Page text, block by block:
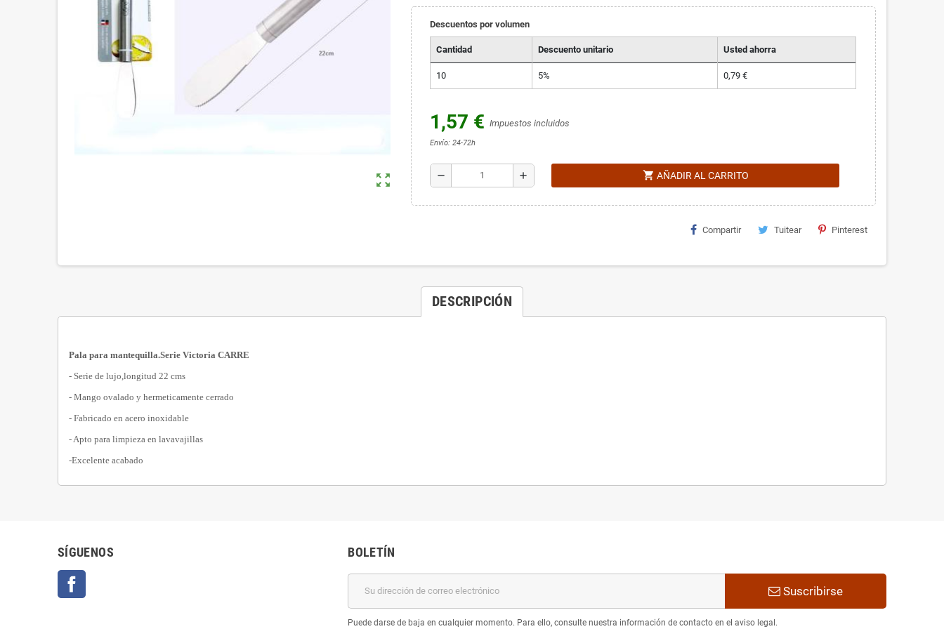
zoom_out_map
Descuentos por volumen
Cantidad Descuento unitario Usted ahorra
10 5% 0,79 €
1,57 € Impuestos incluidos
Envío: 24-72h
remove add shopping_cart AÑADIR AL CARRITO
Compartir Tuitear Pinterest
DESCRIPCIÓN
Pala para mantequilla.Serie Victoria CARRE
- Serie de lujo,longitud 22 cms
- Mango ovalado y hermeticamente cerrado
- Fabricado en acero inoxidable
- Apto para limpieza en lavavajillas
-Excelente acabado
SÍGUENOS BOLETÍN
Suscribirse
Puede darse de baja en cualquier momento. Para ello, consulte nuestra información de contacto en el aviso legal.